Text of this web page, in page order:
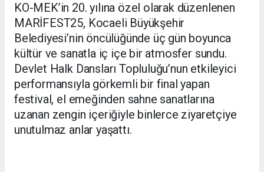
KO-MEK’in 20. yılına özel olarak düzenlenen
MARİFEST25, Kocaeli Büyükşehir
Belediyesi’nin öncülüğünde üç gün boyunca
kültür ve sanatla iç içe bir atmosfer sundu.
Devlet Halk Dansları Topluluğu’nun etkileyici
performansıyla görkemli bir final yapan
festival, el emeğinden sahne sanatlarına
uzanan zengin içeriğiyle binlerce ziyaretçiye
unutulmaz anlar yaşattı.